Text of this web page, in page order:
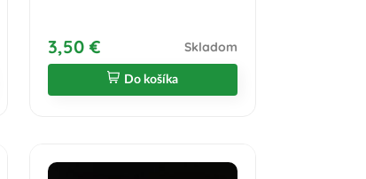
3,50 € Skladom
Do košíka